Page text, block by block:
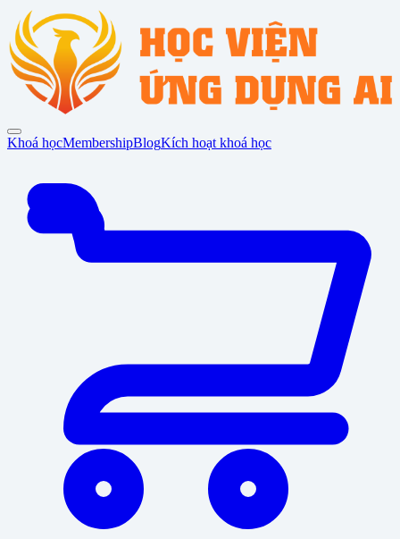
Khoá họcMembershipBlogKích hoạt khoá học